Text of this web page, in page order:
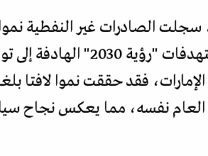
2025، في تطور ينسجم مع
نفسه، مما يعكس نجاح